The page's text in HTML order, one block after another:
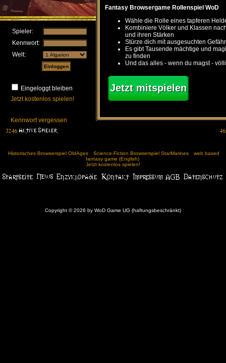
Spieler:
Kennwort:
Welt:
Eingeloggt bleiben
Jetzt kostenlos spielen!
Kennwort vergessen
Fantasy Browsergame Rollenspiel WoD
Wähle die Rolle eines tapferen
Kombiniere Völker und Klassen
und ihren Stärken
Stürze dich mit ausgesuchten
Es gibt Tausende mächtige und
zu finden
Und das alles - wenn du magst -
Jetzt mitspielen
Historisches Browserspiel OldAges Science-Fiction Browserspiel StarMarines
web based
fantasy game (English)
Jetzt kostenlos spielen!
Copyright © 2026 by WoD Game UG (haftungsbeschränkt)